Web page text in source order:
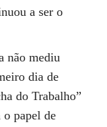
a ser o
não mediu
dia de
do Trabalho”
o papel de